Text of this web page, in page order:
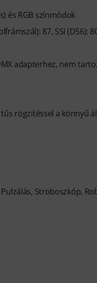
és RGB színmódok
87, SSI (D56):
adapterhez, nem
rögzítéssel a könnyű
Stroboszkóp,